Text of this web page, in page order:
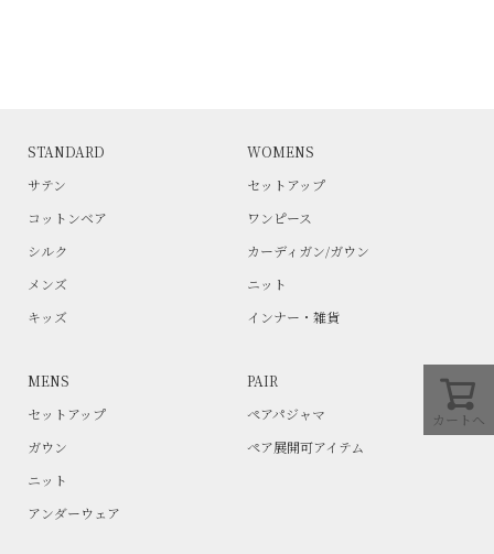
カートへ
STANDARD
サテン
コットンベア
シルク
メンズ
キッズ
WOMENS
セットアップ
ワンピース
カーディガン/ガウン
ニット
インナー・雑貨
MENS
セットアップ
ガウン
ニット
アンダーウェア
PAIR
ペアパジャマ
ペア展開可アイテム